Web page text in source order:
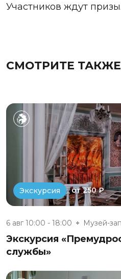
Участников ждут призы.
СМОТРИТЕ ТАКЖЕ
Экскурсия от 250 ₽
6 авг 10:00 - 18:00
Экскурсия
службы»